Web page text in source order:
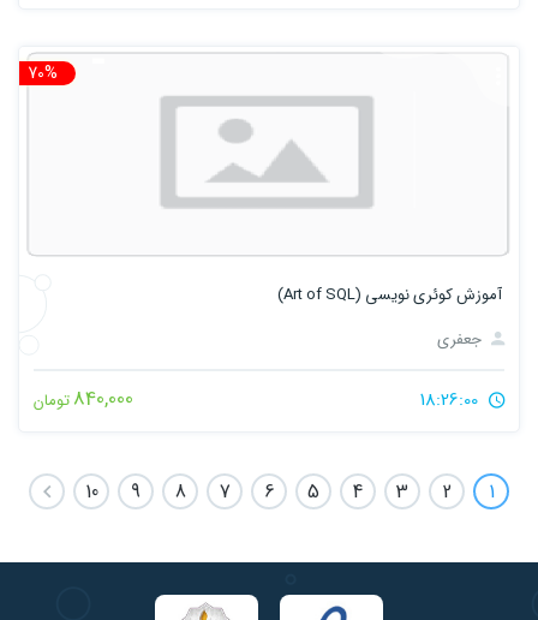
70%
آموزش کوئری نویسی (Art of SQL)
جعفری
840,000تومان
1
2
3
4
5
6
7
8
9
10